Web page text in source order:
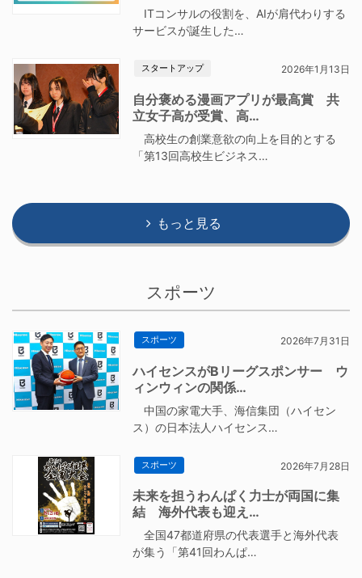
ITコンサルの役割を、AIが肩代わりする
サービスが誕生した…
スタートアップ 2026年1月13日
自分褒める漫画アプリが最高賞 共
立女子高が受賞、高…
高校生の創業意欲の向上を目的とする
「第13回高校生ビジネス…
もっと見る
スポーツ
スポーツ 2026年7月31日
ハイセンスがBリーグスポンサー ウ
ィンウィンの関係…
中国の家電大手、海信集団（ハイセン
ス）の日本法人ハイセンス…
スポーツ 2026年7月28日
未来を担うわんぱく力士が両国に集
結 海外代表も迎え…
全国47都道府県の代表選手と海外代表
が集う「第41回わんぱ…